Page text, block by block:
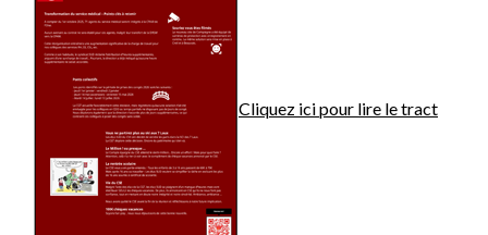
Cliquez ici pour lire le tract